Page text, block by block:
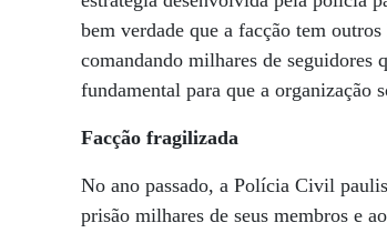
bem verdade que a facção tem
comandando milhares de seguidores
fundamental para que a organização
Facção fragilizada
No ano passado, a Polícia Civil
prisão milhares de seus membros e